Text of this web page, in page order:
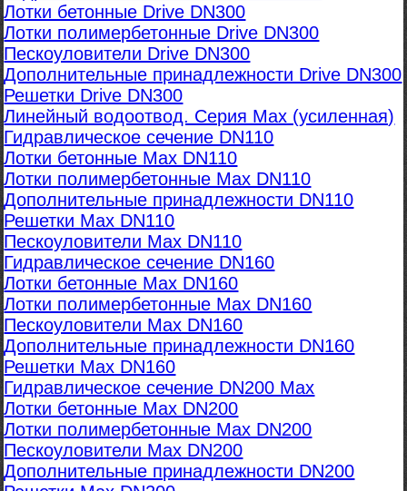
Лотки бетонные Drive DN300
Лотки полимербетонные Drive DN300
Пескоуловители Drive DN300
Дополнительные принадлежности Drive DN300
Решетки Drive DN300
Линейный водоотвод. Серия Max (усиленная)
Гидравлическое сечение DN110
Лотки бетонные Max DN110
Лотки полимербетонные Max DN110
Дополнительные принадлежности DN110
Решетки Max DN110
Пескоуловители Max DN110
Гидравлическое сечение DN160
Лотки бетонные Max DN160
Лотки полимербетонные Max DN160
Пескоуловители Max DN160
Дополнительные принадлежности DN160
Решетки Max DN160
Гидравлическое сечение DN200 Max
Лотки бетонные Max DN200
Лотки полимербетонные Max DN200
Пескоуловители Max DN200
Дополнительные принадлежности DN200